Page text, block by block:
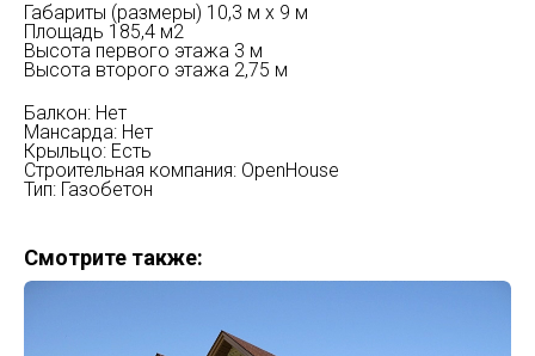
Габариты (размеры) 10,3 м х 9 м
Площадь 185,4 м2
Высота первого этажа 3 м
Высота второго этажа 2,75 м
Балкон: Нет
Мансарда: Нет
Крыльцо: Есть
Строительная компания: OpenHouse
Тип: Газобетон
Смотрите также: